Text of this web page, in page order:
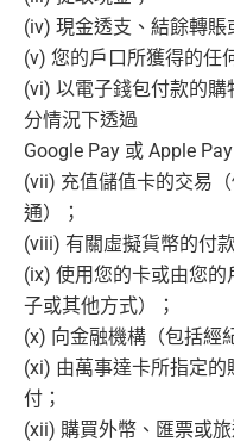
(iv) 現金透支、結餘轉賬
(v) 您的戶口所獲得的任
(vi) 以電子錢包付款的
分情況下透過
Google Pay 或 Apple
(vii) 充值儲值卡的交易
通）；
(viii) 有關虛擬貨幣的付款
(ix) 使用您的卡或由您
子或其他方式）；
(x) 向金融機構（包括經
(xi) 由萬事達卡所指定
付；
(xii) 購買外幣、匯票或旅